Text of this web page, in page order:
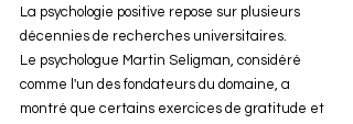
La psychologie positive repose sur plusieurs
décennies de recherches universitaires.
Le psychologue Martin Seligman, considéré
comme l'un des fondateurs du domaine, a
montré que certains exercices de gratitude et